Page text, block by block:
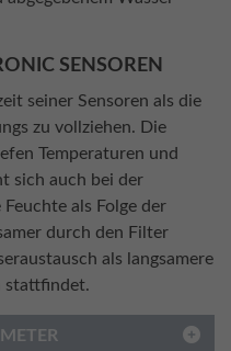
SENSOREN
seiner Sensoren als die
zu vollziehen. Die
Temperaturen und
sich auch bei der
als Folge der
durch den Filter
als langsamere
stattfindet.